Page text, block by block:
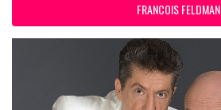
FRANCOIS FELDMAN